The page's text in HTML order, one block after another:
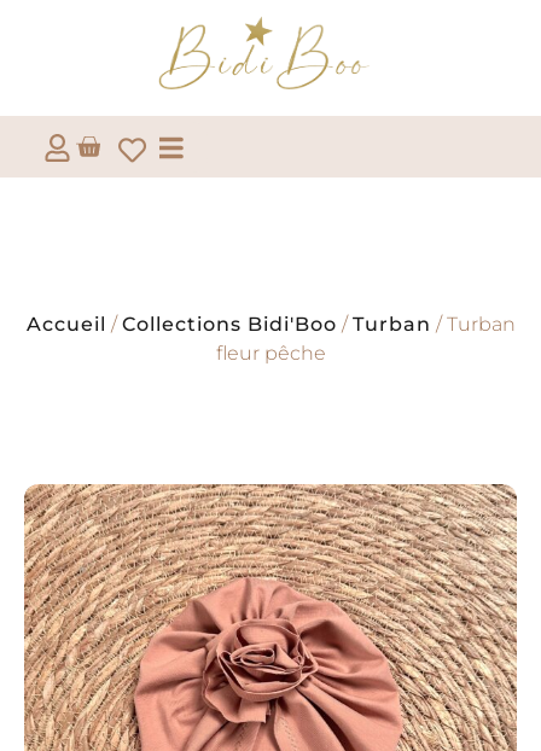
Accueil /Collections Bidi'Boo /Turban / Turban
fleur pêche